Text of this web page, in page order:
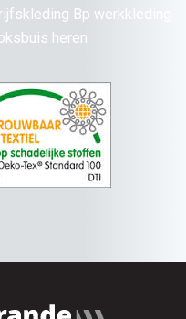
Bp werkkleding
heren